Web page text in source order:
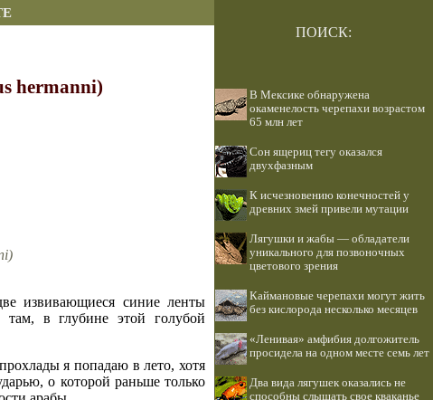
hermanni)
извивающиеся синие ленты
в глубине этой голубой
я попадаю в лето, хотя
о которой раньше только
ПОИСК:
В Мексике обнаружена
окаменелость черепахи возрастом
65 млн лет
Сон ящериц тегу оказался
двухфазным
К исчезновению конечностей у
древних змей привели мутации
Лягушки и жабы — обладатели
уникального для позвоночных
цветового зрения
Каймановые черепахи могут жить
без кислорода несколько месяцев
«Ленивая» амфибия долгожитель
просидела на одном месте семь лет
Два вида лягушек оказались не
способны слышать свое кваканье